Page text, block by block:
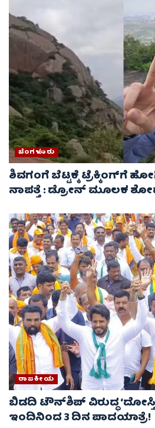
ಬೆಂಗಳೂರು
ಶಿವಗಂಗೆ ಬೆಟ್ಟಕ್ಕೆ ಟ್ರೆಕ್ಕಿಂಗ್‌ಗೆ
ನಾಪತ್ತೆ : ಡ್ರೋನ್ ಮೂಲಕ
ರಾಜಕೀಯ
ಬಿಡದಿ ಟೌನ್‌ಶಿಪ್ ವಿರುದ್ಧ
ಇಂದಿನಿಂದ 3 ದಿನ ಪಾದಯಾತ್ರೆ!